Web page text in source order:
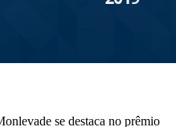
se destaca no prêmio